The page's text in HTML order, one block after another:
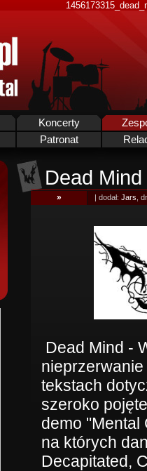
Koncerty
Patronat
Dead Mind
» | dodał: Jars ,
Dead Mind -
tekstach
szeroko
demo "Mental
na których
Decapitated,